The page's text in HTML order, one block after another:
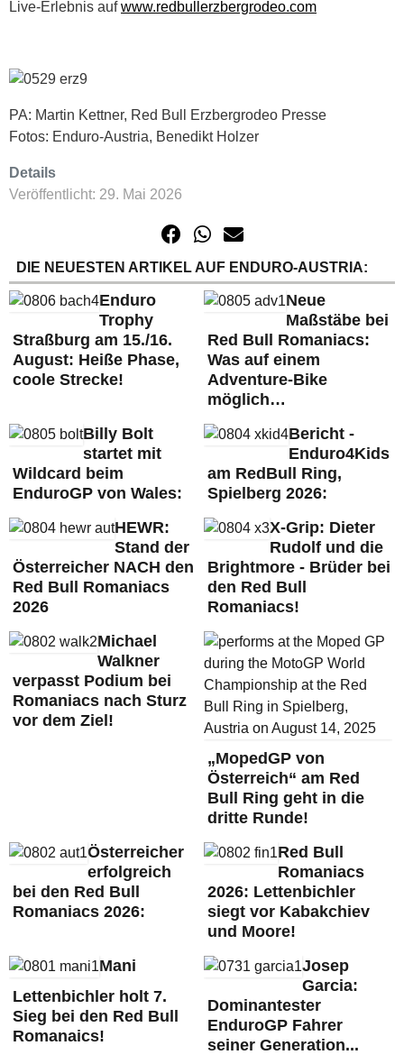
Live-Erlebnis aufwww.redbullerzbergrodeo.com
PA: Martin Kettner, Red Bull Erzbergrodeo Presse
Fotos: Enduro-Austria, Benedikt Holzer
Details
Veröffentlicht: 29. Mai 2026
DIE NEUESTEN ARTIKEL AUF ENDURO-AUSTRIA:
Enduro
Trophy
Straßburg am 15./16.
August: Heiße Phase,
coole Strecke!
Neue
Maßstäbe bei
Red Bull Romaniacs:
Was auf einem
Adventure-Bike
möglich…
Billy Bolt
startet mit
Wildcard beim
EnduroGP von Wales:
Bericht -
Enduro4Kids
am RedBull Ring,
Spielberg 2026:
HEWR:
Stand der
Österreicher NACH den
Red Bull Romaniacs
2026
X-Grip: Dieter
Rudolf und die
Brightmore - Brüder bei
den Red Bull
Romaniacs!
Michael
Walkner
verpasst Podium bei
Romaniacs nach Sturz
vor dem Ziel!
„MopedGP von
Österreich“ am Red
Bull Ring geht in die
dritte Runde!
Österreicher
erfolgreich
bei den Red Bull
Romaniacs 2026:
Red Bull
Romaniacs
2026: Lettenbichler
siegt vor Kabakchiev
und Moore!
Mani
Lettenbichler holt 7.
Sieg bei den Red Bull
Romanaics!
Josep
Garcia:
Dominantester
EnduroGP Fahrer
seiner Generation...